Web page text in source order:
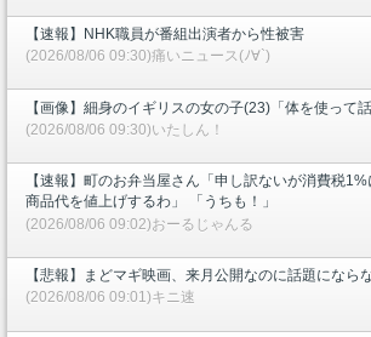
【速報】NHK職員が番組出演者から性被害
(2026/08/06 09:30)痛いニュース(ﾉ∀`)
【画像】細身のイギリスの女の子(23)「体を使って
(2026/08/06 09:30)いたしん！
【速報】町のお弁当屋さん「申し訳ないが消費税
商品代を値上げするわ」 「うちも！」
(2026/08/06 09:02)おーるじゃんる
【悲報】まどマギ映画、来月公開なのに話題になら
(2026/08/06 09:01)キニ速